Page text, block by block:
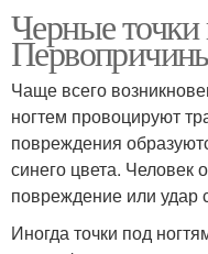
Черные точки
Чаще всего
ногтем провоцируют
повреждения
синего цвета. Человек
повреждение или удар
Иногда точки под